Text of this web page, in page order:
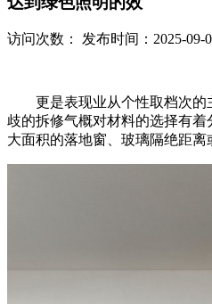
访问次数： 发布时间：2025-09-
更是表现业从个性取档次的主
歧的拆修气概对材料的选择有
大面积的落地窗、玻璃隔绝距离